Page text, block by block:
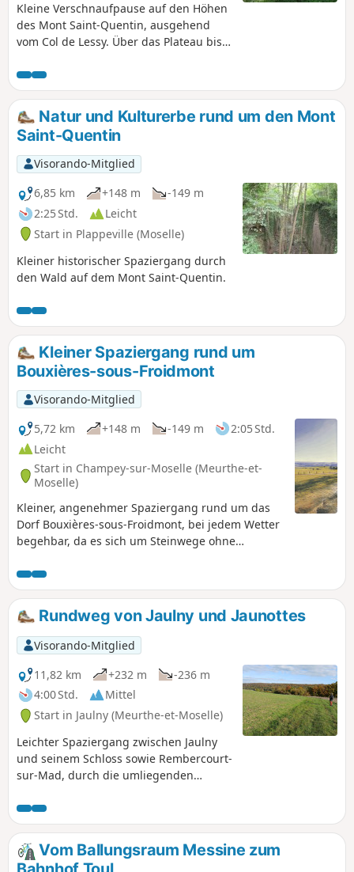
Kleine Verschnaufpause auf den Höhen
des Mont Saint-Quentin, ausgehend
vom Col de Lessy. Über das Plateau bis
nach Vazelle und zurück über Lessy.
Natur und Kulturerbe rund um den Mont
Saint-Quentin
Visorando-Mitglied
6,85 km
+148 m
-149 m
2:25 Std.
Leicht
Start in Plappeville (Moselle)
Kleiner historischer Spaziergang durch
den Wald auf dem Mont Saint-Quentin.
Kleiner Spaziergang rund um
Bouxières-sous-Froidmont
Visorando-Mitglied
5,72 km
+148 m -149 m
2:05 Std.
Leicht
Start in Champey-sur-Moselle (Meurthe-et-
Moselle)
Kleiner, angenehmer Spaziergang rund um das
Dorf Bouxières-sous-Froidmont, bei jedem Wetter
begehbar, da es sich um Steinwege ohne
Rundweg von Jaulny und Jaunottes
Visorando-Mitglied
11,82 km
+232 m
-236 m
4:00 Std.
Mittel
Start in Jaulny (Meurthe-et-Moselle)
Leichter Spaziergang zwischen Jaulny
und seinem Schloss sowie Rembercourt-
sur-Mad, durch die umliegenden
Mad.
Vom Ballungsraum Messine zum